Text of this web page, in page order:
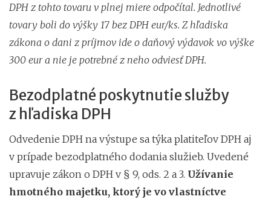
DPH z tohto tovaru v plnej miere odpočítal. Jednotlivé
tovary boli do výšky 17 bez DPH eur/ks. Z hľadiska
zákona o dani z príjmov ide o daňový výdavok vo výške
300 eur a nie je potrebné z neho odviesť DPH.
Bezodplatné poskytnutie služby
z hľadiska DPH
Odvedenie DPH na výstupe sa týka platiteľov DPH aj
v prípade bezodplatného dodania služieb. Uvedené
upravuje zákon o DPH v § 9, ods. 2 a 3. Užívanie
hmotného majetku, ktorý je vo vlastníctve